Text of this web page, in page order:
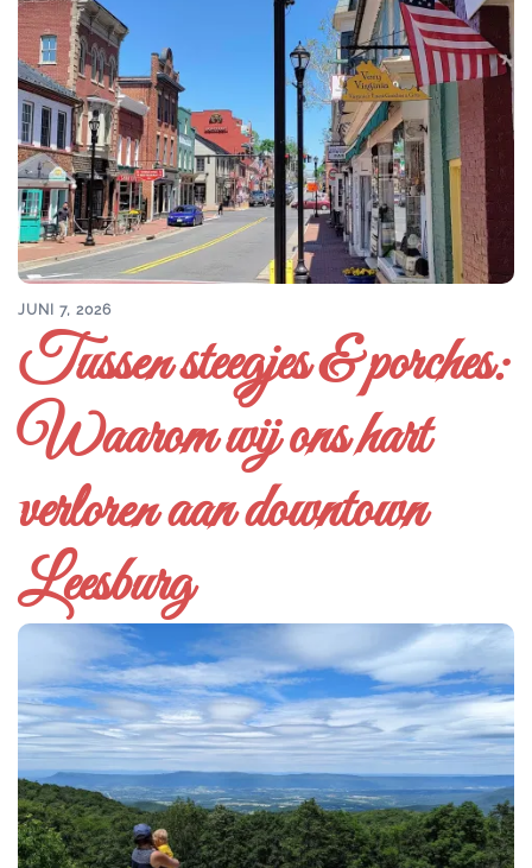
JUNI 7, 2026
Tussen steegjes & porches:
Waarom wij ons hart
verloren aan downtown
Leesburg